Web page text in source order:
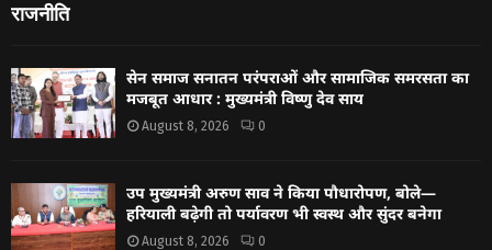
राजनीति
सेन समाज सनातन परंपराओं और सामाजिक समरसता का
मजबूत आधार : मुख्यमंत्री विष्णु देव साय
August 8, 2026 0
उप मुख्यमंत्री अरुण साव ने किया पौधारोपण, बोले—
हरियाली बढ़ेगी तो पर्यावरण भी स्वस्थ और सुंदर बनेगा
August 8, 2026 0